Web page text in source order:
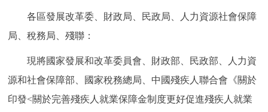
政務服務
個人服務 法人服務 部門服務
便民服務 利企服務 投資項目
各區發展改革委、財政局、民政局、人力資源社會保障
局、稅務局、殘聯：
現將國家發展和改革委員會、財政部、民政部、人力資
源和社會保障部、國家稅務總局、中國殘疾人聯合會《關於
印發<關於完善殘疾人就業保障金制度更好促進殘疾人就業